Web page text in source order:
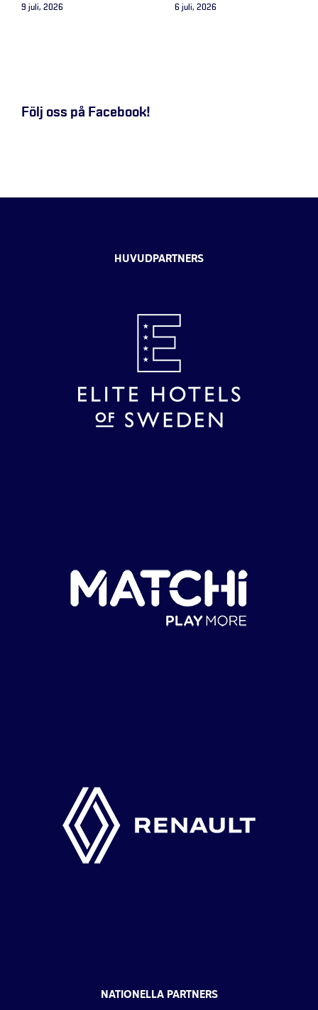
9 juli, 2026 6 juli, 2026
Följ oss på Facebook!
HUVUDPARTNERS
NATIONELLA PARTNERS